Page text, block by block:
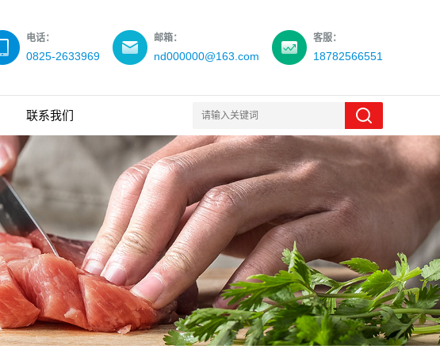
客服：
18782566551
邮箱：
nd000000@163.com
电话：
0825-2633969
联系我们